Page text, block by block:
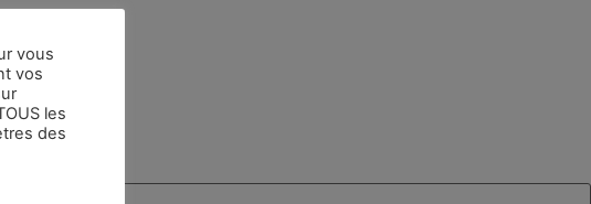
vous
vos
les
des